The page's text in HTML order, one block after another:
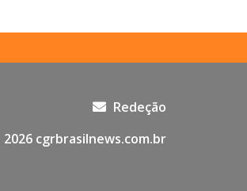
Redeção
2026 cgrbrasilnews.com.br